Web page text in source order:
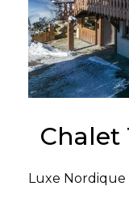
Chalet
Luxe